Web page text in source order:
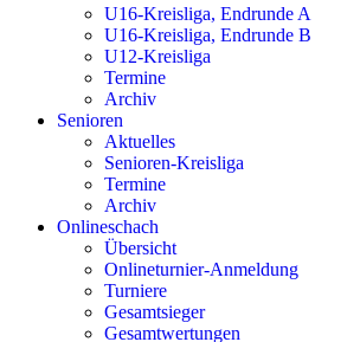
U16-Kreisliga, Endrunde A
U16-Kreisliga, Endrunde B
U12-Kreisliga
Termine
Archiv
Senioren
Aktuelles
Senioren-Kreisliga
Termine
Archiv
Onlineschach
Übersicht
Onlineturnier-Anmeldung
Turniere
Gesamtsieger
Gesamtwertungen